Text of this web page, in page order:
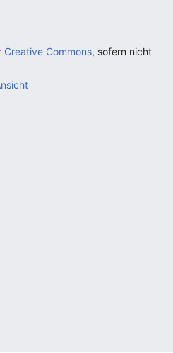
Creative Commons, sofern nicht